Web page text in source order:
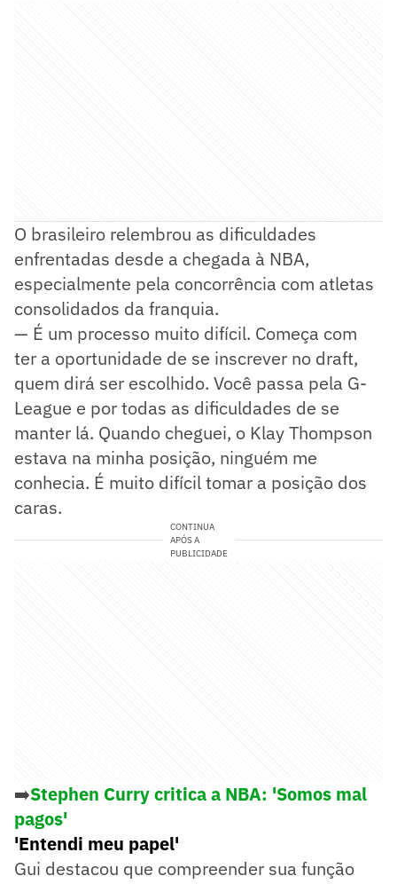
O brasileiro relembrou as dificuldades
enfrentadas desde a chegada à NBA,
especialmente pela concorrência com atletas
consolidados da franquia.
— É um processo muito difícil. Começa com
ter a oportunidade de se inscrever no draft,
quem dirá ser escolhido. Você passa pela G-
League e por todas as dificuldades de se
manter lá. Quando cheguei, o Klay Thompson
estava na minha posição, ninguém me
conhecia. É muito difícil tomar a posição dos
caras.
CONTINUA
APÓS A
PUBLICIDADE
➡️Stephen Curry critica a NBA: 'Somos mal
pagos'
'Entendi meu papel'
Gui destacou que compreender sua função